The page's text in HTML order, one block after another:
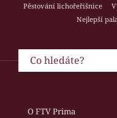
Pěstování lichořeřišnice
Nejlepší
O FTV Prima